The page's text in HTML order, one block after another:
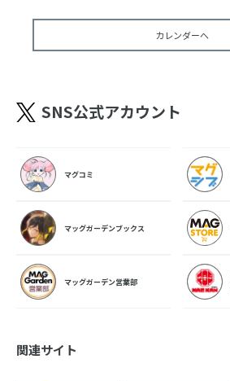
カレンダーへ
SNS公式アカウント
マグコミ
マッグガーデンブックス
マッグガーデン営業部
関連サイト